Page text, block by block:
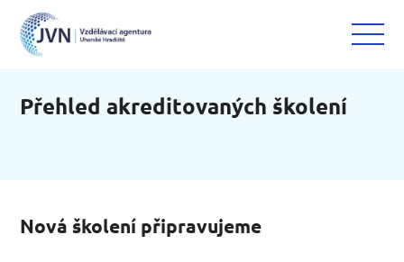
Přehled akreditovaných školení
Nová školení připravujeme